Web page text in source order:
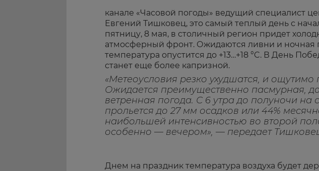
канале «Часовой погоды» ведущий специалист
Евгений Тишковец, это самый теплый день с
пятницу, 8 мая, в столичный регион придет
атмосферный фронт. Ожидаются ливни и ночная
температура опустится до +13…+18 °C. В День
станет еще более капризной.
«Метеоусловия резко ухудшатся, и ощутимо
Ожидается преимущественно пасмурная,
ветренная погода. С 6 утра до полуночи на
прольется до 27 мм осадков или 44%
наибольшей интенсивностью во второй
особенно — вечером», — передает
Днем на праздник температура воздуха будет